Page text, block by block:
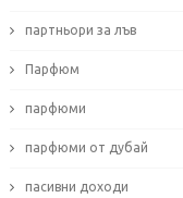
партньори за лъв
Парфюм
парфюми
парфюми от дубай
пасивни доходи